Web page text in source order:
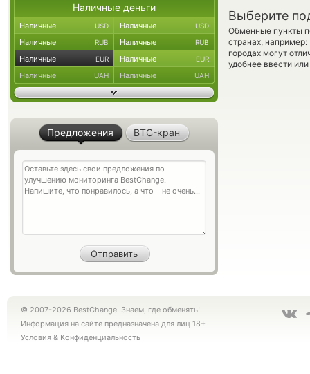
Выберите
Обменные пункты
странах, например:
городах могут
удобнее ввести
Наличные деньги
Наличные USD Наличные USD
Наличные RUB Наличные RUB
Наличные EUR Наличные EUR
Наличные UAH Наличные UAH
Предложения BTC-кран
© 2007-2026 BestChange. Знаем, где обменять!
Информация на сайте предназначена для лиц 18+
Условия & Конфиденциальность